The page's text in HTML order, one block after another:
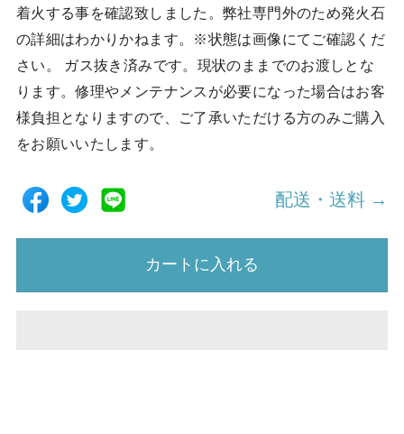
着火する事を確認致しました。弊社専門外のため発火石
の詳細はわかりかねます。※状態は画像にてご確認くだ
さい。 ガス抜き済みです。現状のままでのお渡しとな
ります。修理やメンテナンスが必要になった場合はお客
様負担となりますので、ご了承いただける方のみご購入
をお願いいたします。
配送・送料 →
カートに入れる